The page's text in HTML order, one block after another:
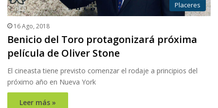
Placeres
16 Ago, 2018
Benicio del Toro protagonizará próxima
película de Oliver Stone
El cineasta tiene previsto comenzar el rodaje a principios del
próximo año en Nueva York
Leer más »